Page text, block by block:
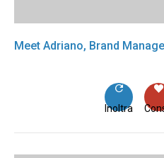
Meet Adriano, Brand
Inoltra